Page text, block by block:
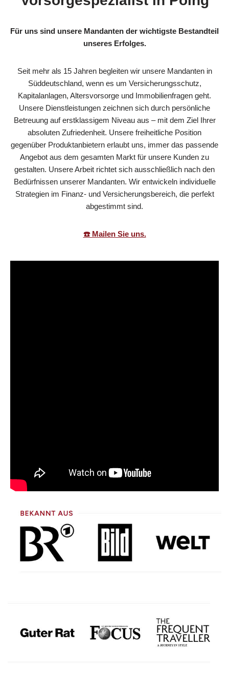
Für uns sind unsere Mandanten der wichtigste Bestandteil
unseres Erfolges.
Seit mehr als 15 Jahren begleiten wir unsere Mandanten in
Süddeutschland, wenn es um Versicherungsschutz,
Kapitalanlagen, Altersvorsorge und Immobilienfragen geht.
Unsere Dienstleistungen zeichnen sich durch persönliche
Betreuung auf erstklassigem Niveau aus – mit dem Ziel Ihrer
absoluten Zufriedenheit. Unsere freiheitliche Position
gegenüber Produktanbietern erlaubt uns, immer das passende
Angebot aus dem gesamten Markt für unsere Kunden zu
gestalten. Unsere Arbeit richtet sich ausschließlich nach den
Bedürfnissen unserer Mandanten. Wir entwickeln individuelle
Strategien im Finanz- und Versicherungsbereich, die perfekt
abgestimmt sind.
☎️ Mailen Sie uns.